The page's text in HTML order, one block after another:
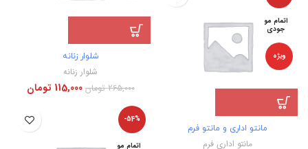
شلوار زنانه
شلوار زنانه
265,000 تومان 115,000 تومان
اتمام مو
جودی
ویژه
مانتو اداری و مانتو فرم
مانتو اداری فرم
-54%
اتمام مو